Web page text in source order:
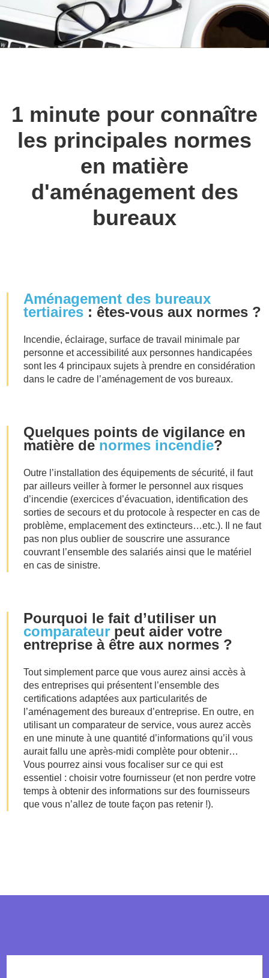
1 minute pour connaître
les principales normes
en matière
d'aménagement des
bureaux
Aménagement des bureaux
tertiaires : êtes-vous aux normes ?
Incendie, éclairage, surface de travail minimale par
personne et accessibilité aux personnes handicapées
sont les 4 principaux sujets à prendre en considération
dans le cadre de l’aménagement de vos bureaux.
Quelques points de vigilance en
matière denormes incendie?
Outre l’installation des équipements de sécurité, il faut
par ailleurs veiller à former le personnel aux risques
d’incendie (exercices d’évacuation, identification des
sorties de secours et du protocole à respecter en cas de
problème, emplacement des extincteurs…etc.). Il ne faut
pas non plus oublier de souscrire une assurance
couvrant l’ensemble des salariés ainsi que le matériel
en cas de sinistre.
Pourquoi le fait d’utiliser un
comparateur peut aider votre
entreprise à être aux normes ?
Tout simplement parce que vous aurez ainsi accès à
des entreprises qui présentent l’ensemble des
certifications adaptées aux particularités de
l’aménagement des bureaux d’entreprise. En outre, en
utilisant un comparateur de service, vous aurez accès
en une minute à une quantité d’informations qu’il vous
aurait fallu une après-midi complète pour obtenir…
Vous pourrez ainsi vous focaliser sur ce qui est
essentiel : choisir votre fournisseur (et non perdre votre
temps à obtenir des informations sur des fournisseurs
que vous n’allez de toute façon pas retenir !).